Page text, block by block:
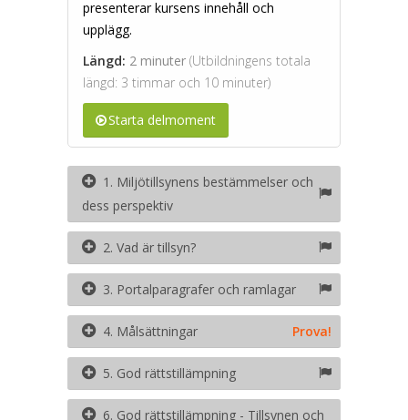
presenterar kursens innehåll och
upplägg.
Längd: 2 minuter (Utbildningens totala
längd: 3 timmar och 10 minuter)
Starta delmoment
1. Miljötillsynens bestämmelser och
dess perspektiv
2. Vad är tillsyn?
3. Portalparagrafer och ramlagar
4. Målsättningar Prova!
5. God rättstillämpning
6. God rättstillämpning - Tillsynen och